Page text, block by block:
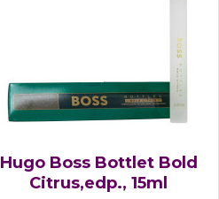
Hugo Boss Bottlet Bold
Citrus,edp., 15ml